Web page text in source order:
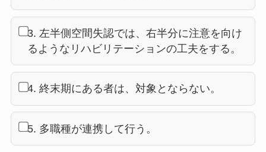
3. 左半側空間失認では、右半分に注意を向け
るようなリハビリテーションの工夫をする。
4. 終末期にある者は、対象とならない。
5. 多職種が連携して行う。